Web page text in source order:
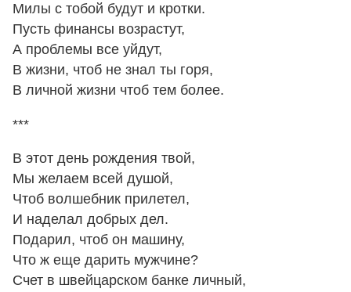
Милы с тобой будут и кротки.
Пусть финансы возрастут,
А проблемы все уйдут,
В жизни, чтоб не знал ты горя,
В личной жизни чтоб тем более.
***
В этот день рождения твой,
Мы желаем всей душой,
Чтоб волшебник прилетел,
И наделал добрых дел.
Подарил, чтоб он машину,
Что ж еще дарить мужчине?
Счет в швейцарском банке личный,